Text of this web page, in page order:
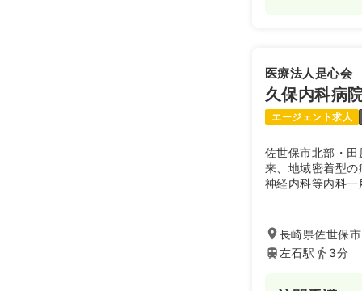
医療法人是心会
久保内科病
エージェント求人
佐世保市北部・
来、地域密着型
神経内科等内科
長崎県佐世保
左石駅
3分